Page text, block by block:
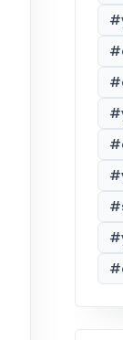
#
#
#
#
#
#
#
#
#